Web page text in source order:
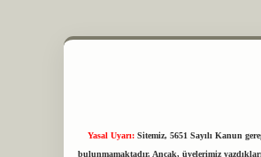
Yasal Uyarı: Sitemiz, 5651 Sayılı Kanun
bulunmamaktadır. Ancak, üyelerimiz